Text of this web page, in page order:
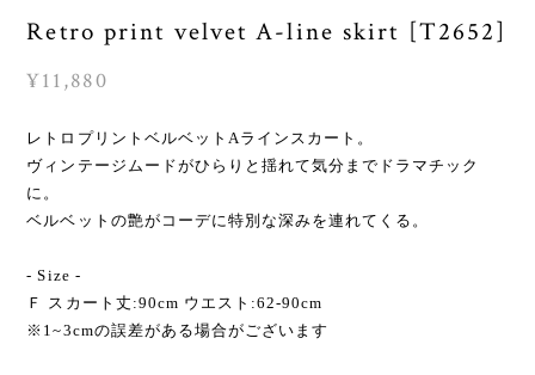
Retro print velvet A-line skirt [T2652]
¥11,880
レトロプリントベルベットAラインスカート。
ヴィンテージムードがひらりと揺れて気分までドラマチック
に。
ベルベットの艶がコーデに特別な深みを連れてくる。
- Size -
Ｆ スカート丈:90cm ウエスト:62-90cm
※1~3cmの誤差がある場合がございます